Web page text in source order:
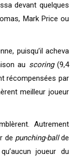
devant quelques
Mark Price ou
puisqu’il acheva
au scoring(9,4
récompensées par
meilleur joueur
Autrement
de punching-ballde
joueur du